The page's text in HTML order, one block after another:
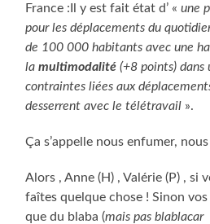
France :Il y est fait état d’ «une
pour les déplacements du
de 100 000 habitants avec une
lamultimodalité (+8 points) dans
contraintes liées aux
desserrent avec le télétravail ».
Ça s’appelle nous enfumer,
Alors , Anne (H) , Valérie (P) , si
faîtes quelque chose ! Sinon
que du blaba (mais pas blablacar